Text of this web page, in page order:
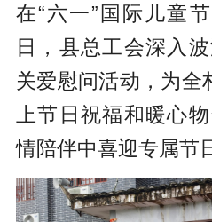
在“六一”国际儿童
日，县总工会深入
关爱慰问活动，为全
上节日祝福和暖心
情陪伴中喜迎专属节